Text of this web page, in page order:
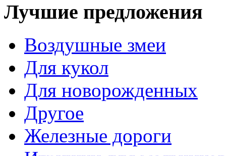
Лучшие предложения
Воздушные змеи
Для кукол
Для новорожденных
Другое
Железные дороги